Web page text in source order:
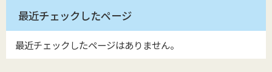
最近チェックしたページ
最近チェックしたページはありません。